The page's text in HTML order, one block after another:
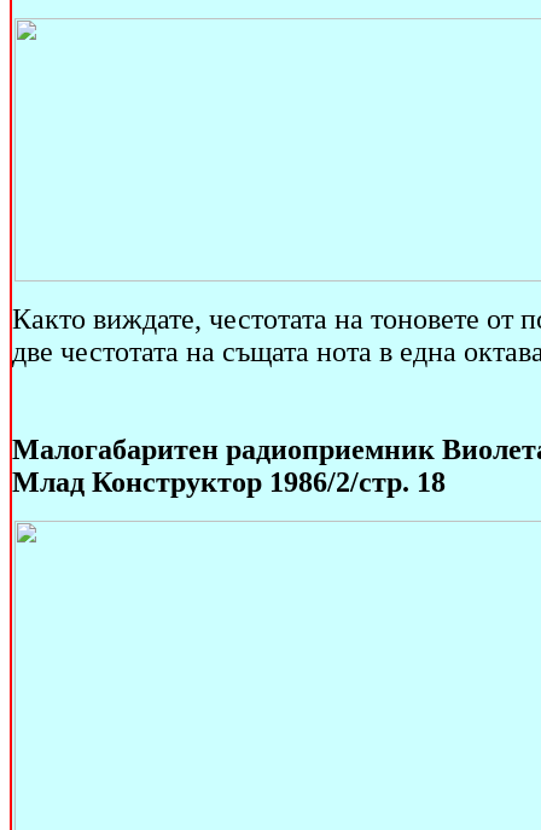
Както виждате, честотата на тоновете от
две честотата на същата нота в една
Малогабаритен радиоприемник
Млад Конструктор 1986/2/стр. 18